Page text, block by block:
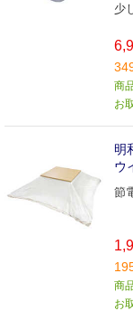
少
商
お
明
ウ
節
商
お